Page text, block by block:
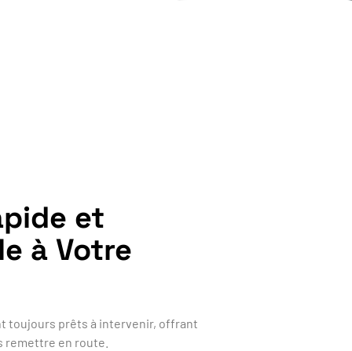
et
à Votre
toujours prêts à intervenir, offrant
remettre en route.